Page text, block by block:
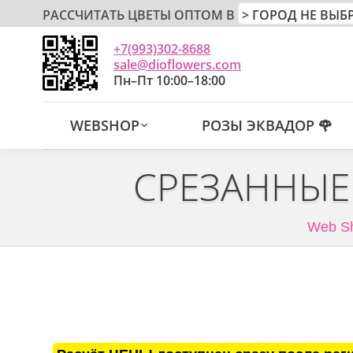
РАССЧИТАТЬ ЦВЕТЫ ОПТОМ В
+7(993)302-8688
sale@dioflowers.com
Пн–Пт 10:00–18:00
WEBSHOP РОЗЫ ЭКВАДОР 🌹
Web